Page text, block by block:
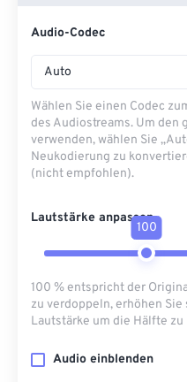
Audio-Codec
Auto
Wählen Sie einen Codec
des Audiostreams. Um den
verwenden, wählen Sie
Neukodierung zu
(nicht empfohlen).
Lautstärke anpassen
100
100 % entspricht der
zu verdoppeln, erhöhen
Lautstärke um die Hälfte
Audio einblenden